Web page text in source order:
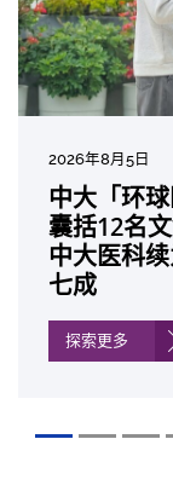
2026年8月5日
中大「环
囊括12名
中大医科
七成
探索更多
2026年7月10日
中大研发
肿 假阳性
候诊症时间
2026年7月10日
中大黄秀
「光华工
域唯一香
2026年7月7日
中大新设
许公开试
世界 装备
2026年6月29日
中大全新
传统检测
工受孕流
2026年6月22日
中大发现
可恢复七
法
2026年6月17日
中大成功
一种免疫
细胞耐药性
2026年6月10日
中大与多
究 逾半晚
因特定基
「慢性病」
探索更多
2026年6月5日
中大教授
奖」 成为
研最高荣誉
2026年6月2日
中大汇聚
保险如何
探索更多
2026年5月19日
中大张源
际泌尿科
奖
2026年5月14日
中大取得
破 初步证
复情况